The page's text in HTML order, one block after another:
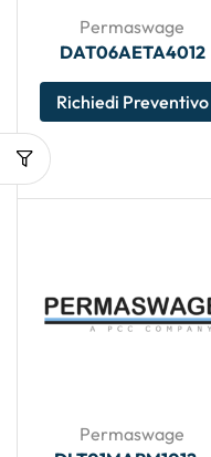
Permaswage
DAT06AETA4012
Richiedi Preventivo
Permaswage